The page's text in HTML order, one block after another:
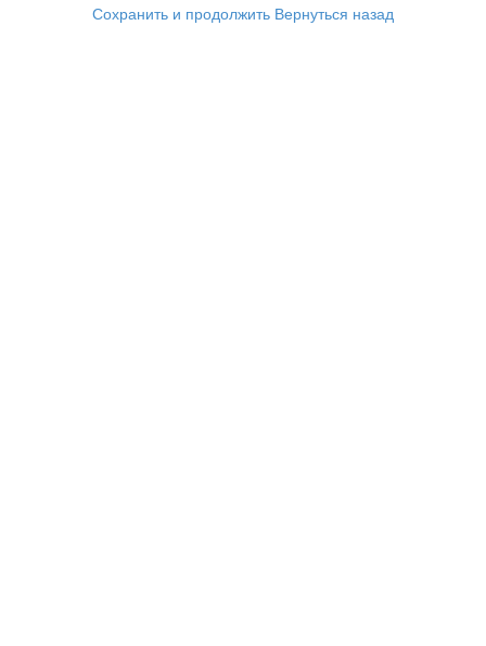
Сохранить и продолжить Вернуться назад